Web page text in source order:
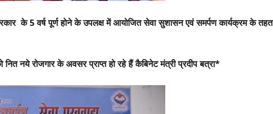
के 5 वर्ष पूर्ण होने के उपलक्ष में आयोजित सेवा सुशासन एवं समर्पण कार्यक्रम के तहत
नये रोजगार के अवसर प्राप्त हो रहे हैं कैबिनेट मंत्री प्रदीप बत्रा*